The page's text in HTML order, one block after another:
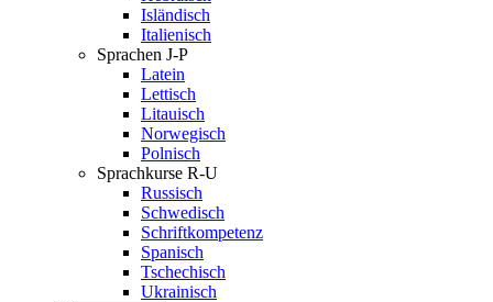
Isländisch
Italienisch
Sprachen J-P
Latein
Lettisch
Litauisch
Norwegisch
Polnisch
Sprachkurse R-U
Russisch
Schwedisch
Schriftkompetenz
Spanisch
Tschechisch
Ukrainisch